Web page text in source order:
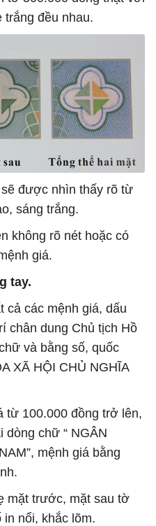
trắng đều nhau.
được nhìn thấy rõ từ
sáng trắng.
không rõ nét hoặc có
giá.
tay.
các mệnh giá, dấu
chân dung Chủ tịch Hồ
và bằng số, quốc
XÃ HỘI CHỦ NGHĨA
từ 100.000 đồng trở lên,
dòng chữ “ NGÂN
mệnh giá bằng
mặt trước, mặt sau tờ
in nổi, khắc lõm.